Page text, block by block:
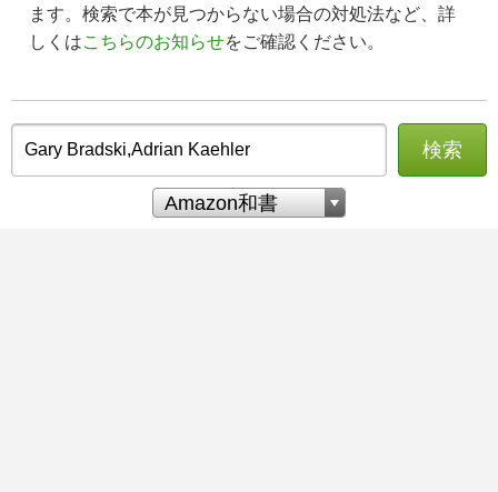
ます。検索で本が見つからない場合の対処法など、詳
しくはこちらのお知らせをご確認ください。
検索